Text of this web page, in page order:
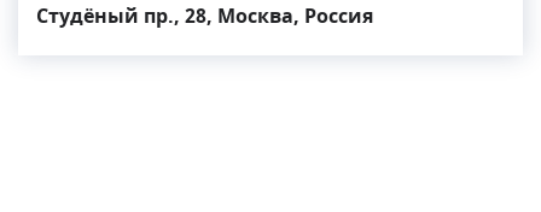
Студёный пр., 28, Москва, Россия